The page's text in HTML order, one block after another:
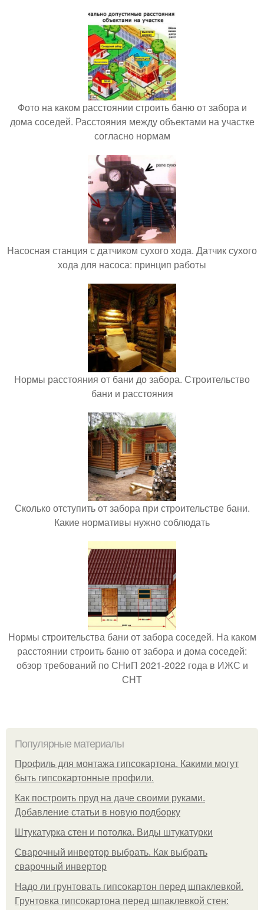
Фото на каком расстоянии строить баню от забора и
дома соседей. Расстояния между объектами на участке
согласно нормам
Насосная станция с датчиком сухого хода. Датчик сухого
хода для насоса: принцип работы
Нормы расстояния от бани до забора. Строительство
бани и расстояния
Сколько отступить от забора при строительстве бани.
Какие нормативы нужно соблюдать
Нормы строительства бани от забора соседей. На каком
расстоянии строить баню от забора и дома соседей:
обзор требований по СНиП 2021-2022 года в ИЖС и
СНТ
Популярные материалы
Профиль для монтажа гипсокартона. Какими могут
быть гипсокартонные профили.
Как построить пруд на даче своими руками.
Добавление статьи в новую подборку
Штукатурка стен и потолка. Виды штукатурки
Сварочный инвертор выбрать. Как выбрать
сварочный инвертор
Надо ли грунтовать гипсокартон перед шпаклевкой.
Грунтовка гипсокартона перед шпаклевкой стен: